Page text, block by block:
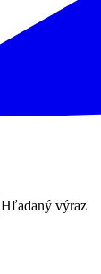
Hľadaný výraz